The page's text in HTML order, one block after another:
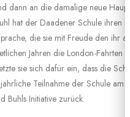
dann an die damalige neue
hat der Daadener Schule ihren
die sie mit Freude den ihr
Jahren die London-Fahrten
sie sich dafür ein, dass die
Teilnahme der Schule am
Buhls Initiative zurück.